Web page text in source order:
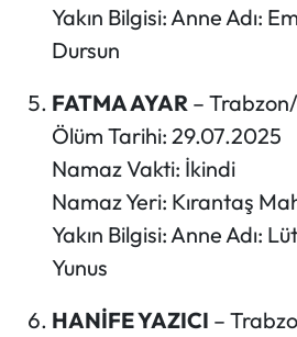
Yakın Bilgisi: Anne Adı:
Dursun
FATMA AYAR–
Ölüm Tarihi: 29.07.2025
Namaz Vakti: İkindi
Namaz Yeri: Kırantaş
Yakın Bilgisi: Anne Adı:
Yunus
HANİFE YAZICI –